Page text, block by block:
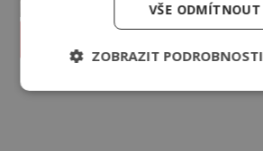
VŠE ODMÍTNOUT
ZOBRAZIT PODROBNOSTI